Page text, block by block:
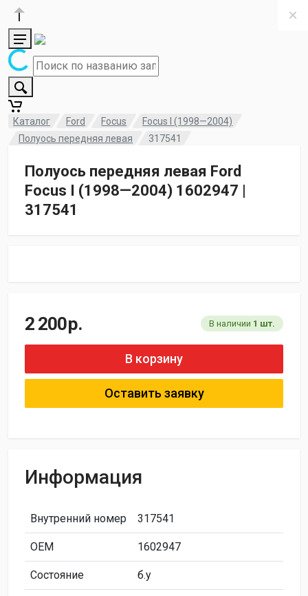
Каталог Ford Focus
Focus I (1998—2004)
Полуось передняя левая
317541
Полуось передняя левая Ford
Focus I (1998—2004) 1602947 |
317541
2 200р. В наличии 1 шт.
В корзину
Оставить заявку
Информация
Внутренний номер 317541
ОЕМ 1602947
Состояние б.у